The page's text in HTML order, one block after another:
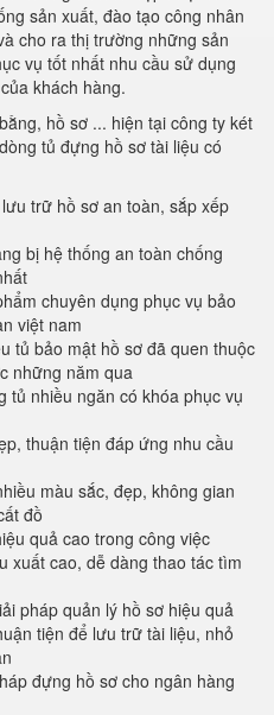
sản xuất, đào tạo công nhân
cho ra thị trường những sản
vụ tốt nhất nhu cầu sử dụng
khách hàng.
hồ sơ ... hiện tại công ty két
tủ đựng hồ sơ tài liệu có
trữ hồ sơ an toàn, sắp xếp
bị hệ thống an toàn chống
chuyên dụng phục vụ bảo
việt nam
tủ bảo mật hồ sơ đã quen thuộc
những năm qua
tủ nhiều ngăn có khóa phục vụ
thuận tiện đáp ứng nhu cầu
màu sắc, đẹp, không gian
đồ
quả cao trong công việc
xuất cao, dễ dàng thao tác tìm
pháp quản lý hồ sơ hiệu quả
tiện để lưu trữ tài liệu, nhỏ
đựng hồ sơ cho ngân hàng